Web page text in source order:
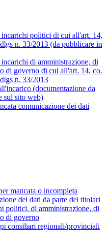
politici di cui all'art. 14,
n. 33/2013 (da pubblicare in
di amministrazione, di
di governo di cui all'art. 14, co.
n. 33/2013
(documentazione da
sul sito web)
comunicazione dei dati
mancata o incompleta
dei dati da parte dei titolari
politici, di amministrazione, di
di governo
consiliari regionali/provinciali